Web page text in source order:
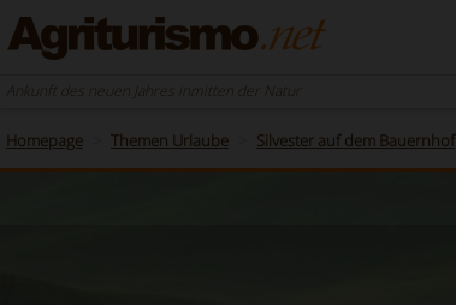
Ankunft des neuen Jahres inmitten der Natur
Homepage Themen Urlaube Silvester auf dem Bauernhof